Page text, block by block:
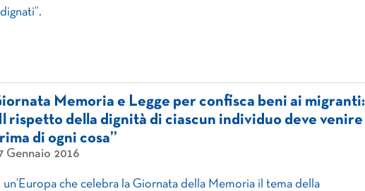
Memoria e Legge per confisca beni ai migranti:
rispetto della dignità di ciascun individuo deve venire
di ogni cosa”
Gennaio 2016
un’Europa che celebra la Giornata della Memoria il tema della